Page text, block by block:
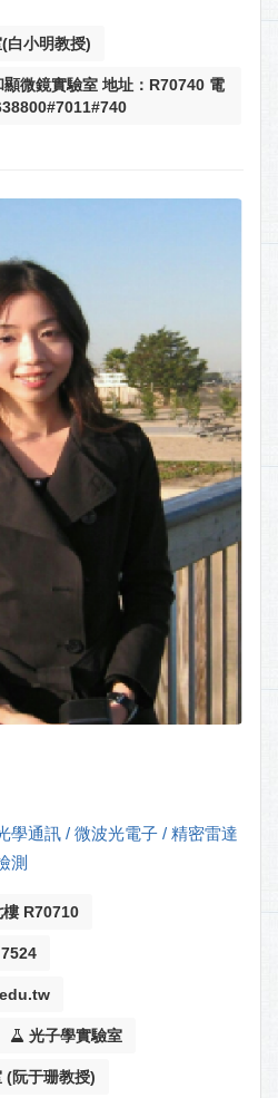
白小明教授)
微鏡實驗室 地址：R70740 電
學通訊 / 微波光電子 / 精密雷達
測
R70710
光子學實驗室
(阮于珊教授)